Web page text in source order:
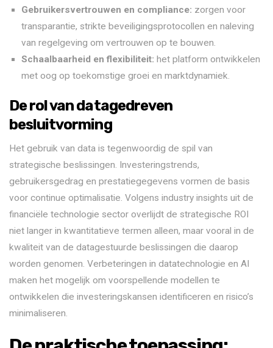
Gebruikersvertrouwen en compliance: zorgen voor
transparantie, strikte beveiligingsprotocollen en naleving
van regelgeving om vertrouwen op te bouwen.
Schaalbaarheid en flexibiliteit: het platform ontwikkelen
met oog op toekomstige groei en marktdynamiek.
De rol van datagedreven
besluitvorming
Het gebruik van data is tegenwoordig de spil van
strategische beslissingen. Investeringstrends,
gebruikersgedrag en prestatiegegevens vormen de basis
voor continue optimalisatie. Volgens industry insights uit de
financiële technologie sector overlijdt de strategische ROI
niet langer in kwantitatieve termen alleen, maar vooral in de
kwaliteit van de datagestuurde beslissingen die daarop
worden genomen. Verbeteringen in datatechnologie en AI
maken het mogelijk om voorspellende modellen te
ontwikkelen die investeringskansen identificeren en risico’s
minimaliseren.